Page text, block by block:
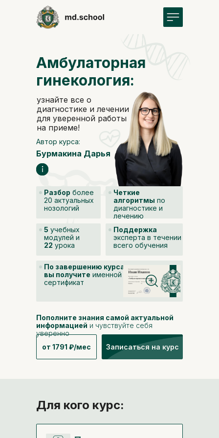
Записаться на курс
от 1791 ₽/мес
Амбулаторная
гинекология:
Пополните знания самой актуальной
информацией и чувствуйте себя
уверенно
Разбор более
20 актуальных
нозологий
Четкие
алгоритмы по
диагностике и
лечению
По завершению курса
вы получите именной
сертификат
Поддержка
эксперта в течении
всего обучения
5 учебных
модулей и
22 урока
узнайте все о
диагностике и лечении
для уверенной работы
на приеме!
Автор курса:
Бурмакина Дарья
Для кого курс: